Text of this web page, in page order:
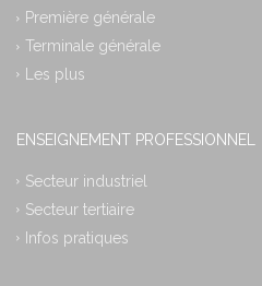
Première générale
Terminale générale
Les plus
ENSEIGNEMENT PROFESSIONNEL
Secteur industriel
Secteur tertiaire
Infos pratiques